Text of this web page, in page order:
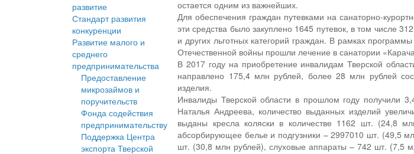
развитие
Стандарт развития
конкуренции
Развитие малого и
среднего
предпринимательства
Предоставление
микрозаймов и
поручительств
Фонда содействия
предпринимательству
Поддержка Центра
экспорта Тверской
остается одним из важнейших.
Для обеспечения граждан путевками на санаторно-
эти средства было закуплено 1645 путевок, в том числе
и других льготных категорий граждан. В рамках
Отечественной войны прошли лечение в санатории
В 2017 году на приобретение инвалидам Тверской
направлено 175,4 млн рублей, более 28 млн рублей
изделия.
Инвалиды Тверской области в прошлом году получили
Наталья Андреева, количество выданных изделий
выданы кресла коляски в количестве 1162 шт. (24,8
абсорбирующее белье и подгузники – 2997010 шт. (49,5
шт. (30,8 млн рублей), слуховые аппараты – 742 шт. (7,5